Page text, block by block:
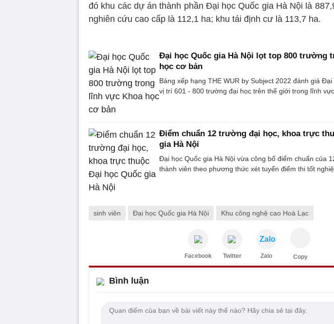
đó khu các dự án thành phần Đại học Quốc gia Hà Nội là
nghiên cứu cao cấp là 112,1 ha; khu tái định cư là 113,7 ha.
Đại học Quốc gia Hà Nội lọt top 800 trường
học cơ bản
Bảng xếp hạng THE WUR by Subject 2022 đánh giá
vị trí 601 - 800 trường đại học trên thế giới trong lĩnh
Điểm chuẩn 12 trường đại học, khoa trực
gia Hà Nội
Đại học Quốc gia Hà Nội vừa công bố điểm chuẩn của
thành viên theo phương thức xét tuyển điểm thi tốt
sinh viên Đại học Quốc gia Hà Nội Khu công nghệ cao Hoà Lạc
Facebook Twitter
Zalo
Zalo Copy
Bình luận